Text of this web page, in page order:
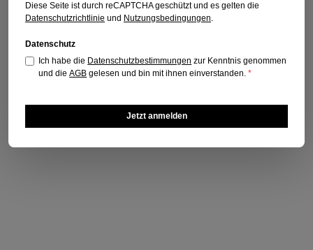
Diese Seite ist durch reCAPTCHA geschützt und es gelten die
Datenschutzrichtlinie und Nutzungsbedingungen
Datenschutz
Ich habe die Datenschutzbestimmungen zur Kenntnis genommen
und dieAGB gelesen und bin mit ihnen einverstanden.*
Jetzt anmelden